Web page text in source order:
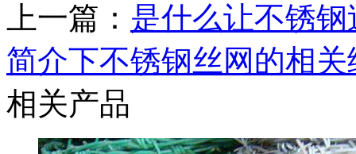
上一篇： 是什么让不锈
简介下不锈钢丝网的相关
相关产品